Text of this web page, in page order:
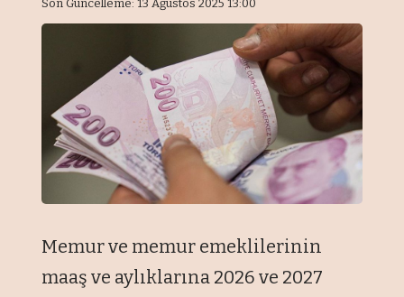
Son Güncelleme: 13 Ağustos 2025 13:00
Memur ve memur emeklilerinin
maaş ve aylıklarına 2026 ve 2027